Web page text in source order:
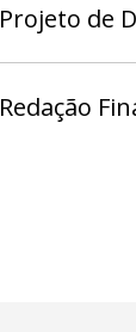
Projeto de
Redação